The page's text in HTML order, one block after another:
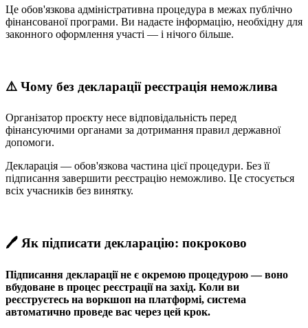
Це обов'язкова адміністративна процедура в межах публічно
фінансованої програми. Ви надаєте інформацію, необхідну для
законного оформлення участі — і нічого більше.
⚠️ Чому без декларації реєстрація неможлива
Організатор проєкту несе відповідальність перед
фінансуючими органами за дотримання правил державної
допомоги.
Декларація — обов'язкова частина цієї процедури. Без її
підписання завершити реєстрацію неможливо. Це стосується
всіх учасників без винятку.
🖊️ Як підписати декларацію: покроково
Підписання декларації не є окремою процедурою — воно
вбудоване в процес реєстрації на захід. Коли ви
реєструєтесь на воркшоп на платформі, система
автоматично проведе вас через цей крок.